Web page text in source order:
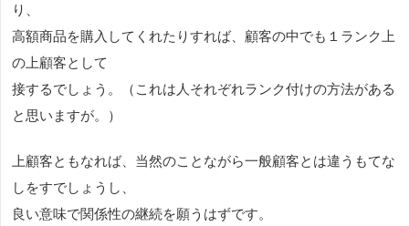
り、
高額商品を購入してくれたりすれば、顧客の中でも１ランク上
の上顧客として
接するでしょう。（これは人それぞれランク付けの方法がある
と思いますが。）
上顧客ともなれば、当然のことながら一般顧客とは違うもてな
しをすでしょうし、
良い意味で関係性の継続を願うはずです。